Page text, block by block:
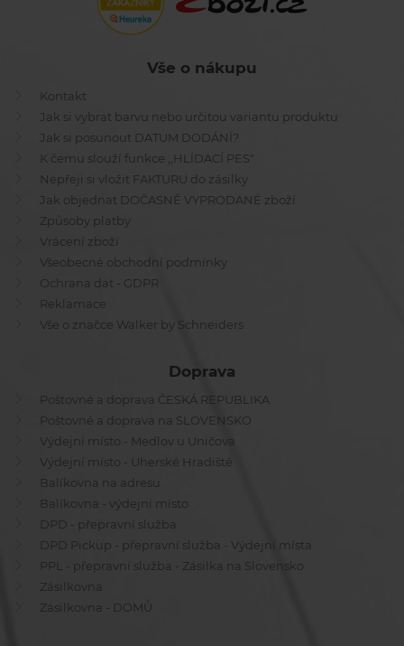
Vše o nákupu
Kontakt
Jak si vybrat barvu nebo určitou variantu produktu
Jak si posunout DATUM DODÁNÍ?
K čemu slouží funkce ,,HLÍDACÍ PES"
Nepřeji si vložit FAKTURU do zásilky
Jak objednat DOČASNĚ VYPRODANÉ zboží
Způsoby platby
Vrácení zboží
Všeobecné obchodní podmínky
Ochrana dat - GDPR
Reklamace
Vše o značce Walker by Schneiders
Doprava
Poštovné a doprava ČESKÁ REPUBLIKA
Poštovné a doprava na SLOVENSKO
Výdejní místo - Medlov u Uničova
Výdejní místo - Uherské Hradiště
Balíkovna na adresu
Balíkovna - výdejní místo
DPD - přepravní služba
DPD Pickup - přepravní služba - Výdejní místa
PPL - přepravní služba - Zásilka na Slovensko
Zásilkovna
Zásilkovna - DOMŮ